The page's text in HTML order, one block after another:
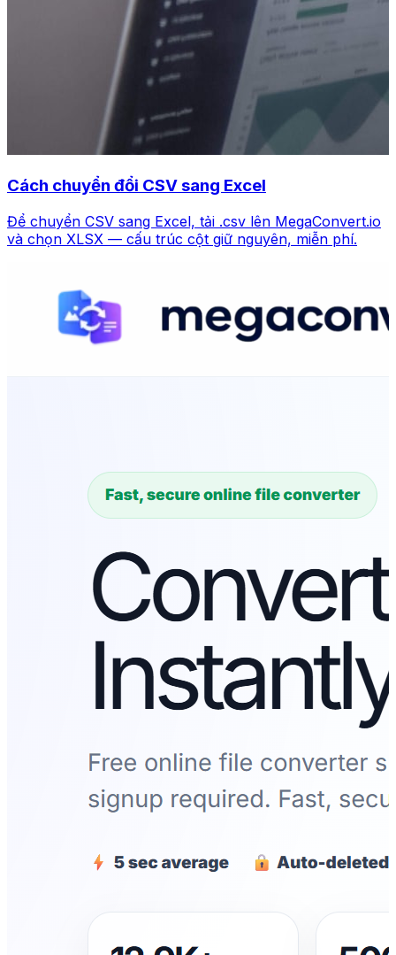
Cách chuyển đổi CSV sang Excel
Để chuyển CSV sang Excel, tải .csv lên MegaConvert.io
và chọn XLSX — cấu trúc cột giữ nguyên, miễn phí.